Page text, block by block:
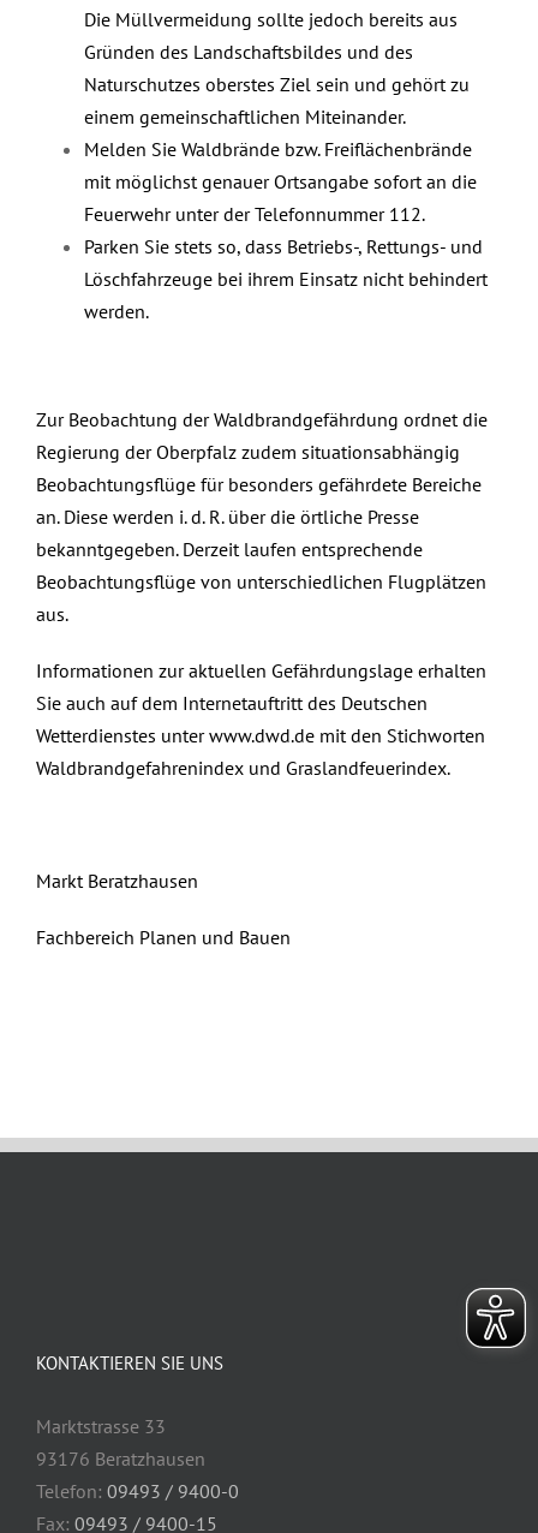
Die Müllvermeidung sollte jedoch bereits aus
Gründen des Landschaftsbildes und des
Naturschutzes oberstes Ziel sein und gehört zu
einem gemeinschaftlichen Miteinander.
Melden Sie Waldbrände bzw. Freiflächenbrände
mit möglichst genauer Ortsangabe sofort an die
Feuerwehr unter der Telefonnummer 112.
Parken Sie stets so, dass Betriebs-, Rettungs- und
Löschfahrzeuge bei ihrem Einsatz nicht behindert
werden.
Zur Beobachtung der Waldbrandgefährdung ordnet die
Regierung der Oberpfalz zudem situationsabhängig
Beobachtungsflüge für besonders gefährdete Bereiche
an. Diese werden i. d. R. über die örtliche Presse
bekanntgegeben. Derzeit laufen entsprechende
Beobachtungsflüge von unterschiedlichen Flugplätzen
aus.
Informationen zur aktuellen Gefährdungslage erhalten
Sie auch auf dem Internetauftritt des Deutschen
Wetterdienstes unterwww.dwd.de mit den Stichworten
Waldbrandgefahrenindex und Graslandfeuerindex.
Markt Beratzhausen
Fachbereich Planen und Bauen
KONTAKTIEREN SIE UNS
Marktstrasse 33
93176 Beratzhausen
Telefon: 09493 / 9400-0
Fax: 09493 / 9400-15